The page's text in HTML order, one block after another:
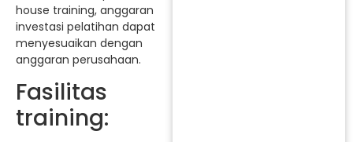
house training, anggaran
investasi pelatihan dapat
menyesuaikan dengan
anggaran perusahaan.
Fasilitas
training: